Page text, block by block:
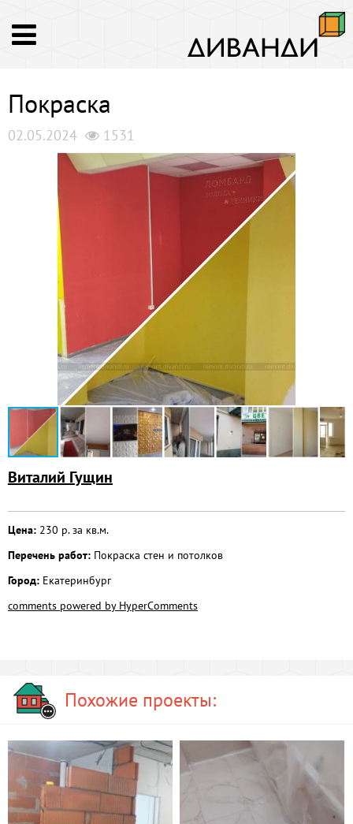
Покраска
02.05.2024 1531
Виталий Гущин
Цена: 230 р. за кв.м.
Перечень работ: Покраска стен и потолков
Город: Екатеринбург
comments powered by HyperComments
Похожие проекты: